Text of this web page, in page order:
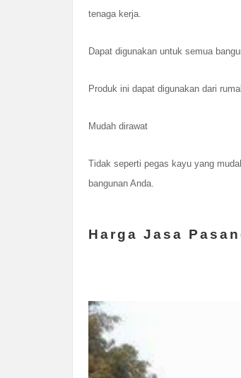
tenaga kerja.
Dapat digunakan untuk semua
Produk ini dapat digunakan dari
Mudah dirawat
Tidak seperti pegas kayu yang
bangunan Anda.
Harga Jasa